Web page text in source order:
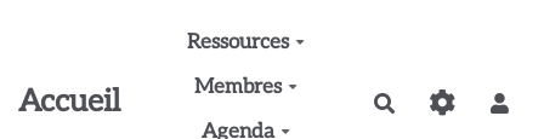
Aller au contenu principal
Accueil
Ressources
Membres
Agenda
Rechercher